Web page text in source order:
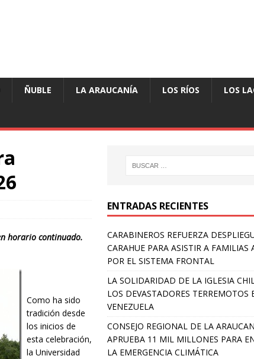
ÑUBLE LA ARAUCANÍA LOS RÍOS LOS
horario continuado.
Como ha sido
tradición desde
los inicios de
esta celebración,
la Universidad
ENTRADAS RECIENTES
CARABINEROS REFUERZA
CARAHUE PARA ASISTIR A FAMILIAS
POR EL SISTEMA FRONTAL
LA SOLIDARIDAD DE LA IGLESIA
LOS DEVASTADORES TERREMOTOS
VENEZUELA
CONSEJO REGIONAL DE LA
APRUEBA 11 MIL MILLONES PARA
LA EMERGENCIA CLIMÁTICA